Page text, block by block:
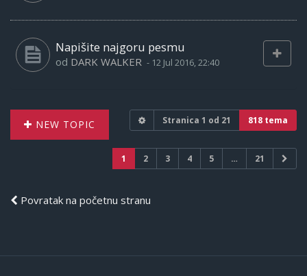
Napišite najgoru pesmu
od DARK WALKER - 12 Jul 2016, 22:40
NEW TOPIC Stranica 1 od 21 818 tema
1 2 3 4 5 … 21
Povratak na početnu stranu